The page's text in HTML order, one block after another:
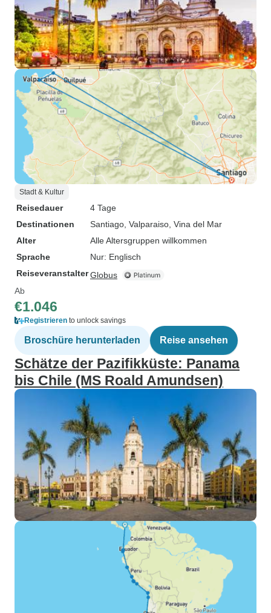
Stadt & Kultur
Reisedauer
4 Tage
Destinationen
Santiago , Valparaiso , Vina del Mar
Alter
Alle Altersgruppen willkommen
Sprache
Nur: Englisch
ReiseveranstalterGlobus
Ab
€1.046
Registrieren to unlock savings
Broschüre herunterladen Reise ansehen
Schätze der Pazifikküste: Panama
bis Chile (MS Roald Amundsen)